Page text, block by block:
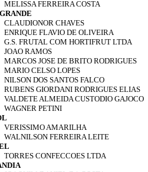
MELISSA FERREIRA COSTA
CLAUDIONOR CHAVES
ENRIQUE FLAVIO DE OLIVEIRA
G.S. FRUTAL COM HORTIFRUT LTDA
JOAO RAMOS
MARCOS JOSE DE BRITO RODRIGUES
MARIO CELSO LOPES
NILSON DOS SANTOS FALCO
RUBENS GIORDANI RODRIGUES ELIAS
VALDETE ALMEIDA CUSTODIO GAJOCO
WAGNER PETINI
VERISSIMO AMARILHA
WALNILSON FERREIRA LEITE
TORRES CONFECCOES LTDA